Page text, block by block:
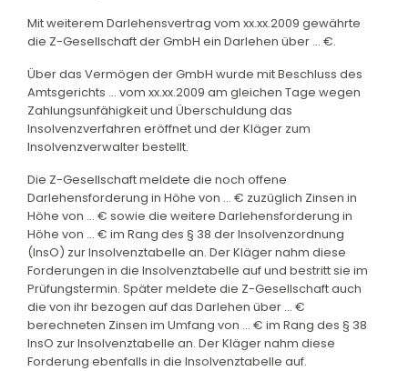
Mit weiterem Darlehensvertrag vom xx.xx.2009 gewährte
die Z-Gesellschaft der GmbH ein Darlehen über ... €.
Über das Vermögen der GmbH wurde mit Beschluss des
Amtsgerichts ... vom xx.xx.2009 am gleichen Tage wegen
Zahlungsunfähigkeit und Überschuldung das
Insolvenzverfahren eröffnet und der Kläger zum
Insolvenzverwalter bestellt.
Die Z-Gesellschaft meldete die noch offene
Darlehensforderung in Höhe von ... € zuzüglich Zinsen in
Höhe von ... € sowie die weitere Darlehensforderung in
Höhe von ... € im Rang des § 38 der Insolvenzordnung
(InsO) zur Insolvenztabelle an. Der Kläger nahm diese
Forderungen in die Insolvenztabelle auf und bestritt sie im
Prüfungstermin. Später meldete die Z-Gesellschaft auch
die von ihr bezogen auf das Darlehen über ... €
berechneten Zinsen im Umfang von ... € im Rang des § 38
InsO zur Insolvenztabelle an. Der Kläger nahm diese
Forderung ebenfalls in die Insolvenztabelle auf.